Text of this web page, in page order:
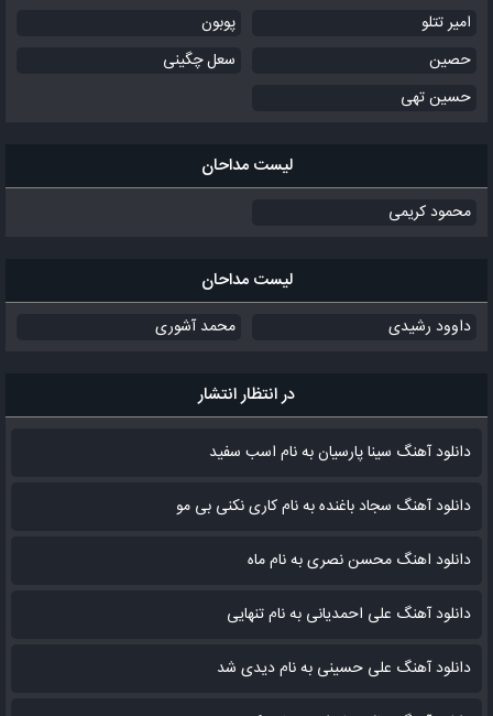
امیر تتلو
پوبون
حصین
سعل چگینی
حسین تهی
لیست مداحان
محمود کریمی
لیست مداحان
داوود رشیدی محمد آشوری
در انتظار انتشار
دانلود آهنگ سینا پارسیان به نام اسب سفید
دانلود آهنگ سجاد باغنده به نام کاری نکنی بی مو
دانلود اهنگ محسن نصری به نام‌ ماه
دانلود آهنگ علی احمدیانی به نام تنهایی
دانلود آهنگ علی حسینی به نام دیدی شد